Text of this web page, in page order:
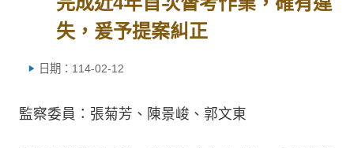
失，爰予提案糾正
日期：114-02-12
監察委員：張菊芳、陳景峻、郭文東